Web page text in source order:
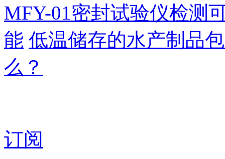
MFY-01密封试验仪检测
能 低温储存的水产制品
么？
订阅